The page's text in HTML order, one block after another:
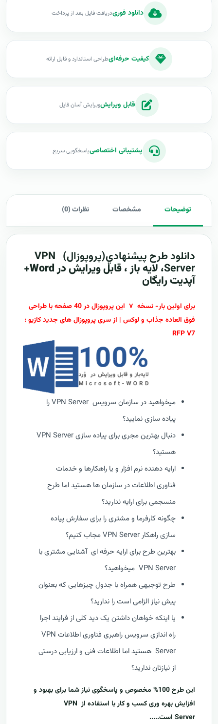
دانلود فوریدریافت فایل بعد از پرداخت
کیفیت حرفه‌ایطراحی استاندارد و قابل ارائه
قابل ویرایشویرایش آسان فایل
پشتیبانی اختصاصیپاسخگویی سریع
توضیحات مشخصات نظرات (0)
دانلود طرح پيشنهادي(پروپوزال) VPN
Server ، لایه باز ، قابل ویرایش در Word+
آپدیت رایگان
برای اولین بار- نسخه ۷ این پروپوزال در 40 صفحه با طراحی
فوق العاده جذاب و لوکس | از سری پروپوزال های جدید کازیو :
RFP V7
میخواهید در سازمان سرویس VPN Server را
پیاده سازی نمایید؟
دنبال بهترین مجری برای پیاده سازی VPN Server
هستید؟
ارایه دهنده نرم افزار و یا راهکارها و خدمات
فناوری اطلاعات در سازمان ها هستید اما طرح
منسجمی برای ارایه ندارید؟
چگونه کارفرما و مشتری را برای سفارش پیاده
سازی راهکار VPN Server مجاب کنیم؟
بهترین طرح برای ارایه حرفه ای آشنایی مشتری با
VPN Server میخواهید؟
طرح توجیهی همراه با جدول چیزهایی که بعنوان
پیش نیاز الزامی است را ندارید؟
یا اینکه خواهان داشتن یک دید کلی از فرایند اجرا
راه اندازی سرویس راهبری فناوری اطلاعات VPN
Server هستید اما اطلاعات فنی و ارزیابی درستی
از نیازتان ندارید؟
این طرح 100% مخصوص و پاسخگوی نیاز شما برای بهبود و
افزایش بهره وری کسب و کار با استفاده از VPN
Server است.....